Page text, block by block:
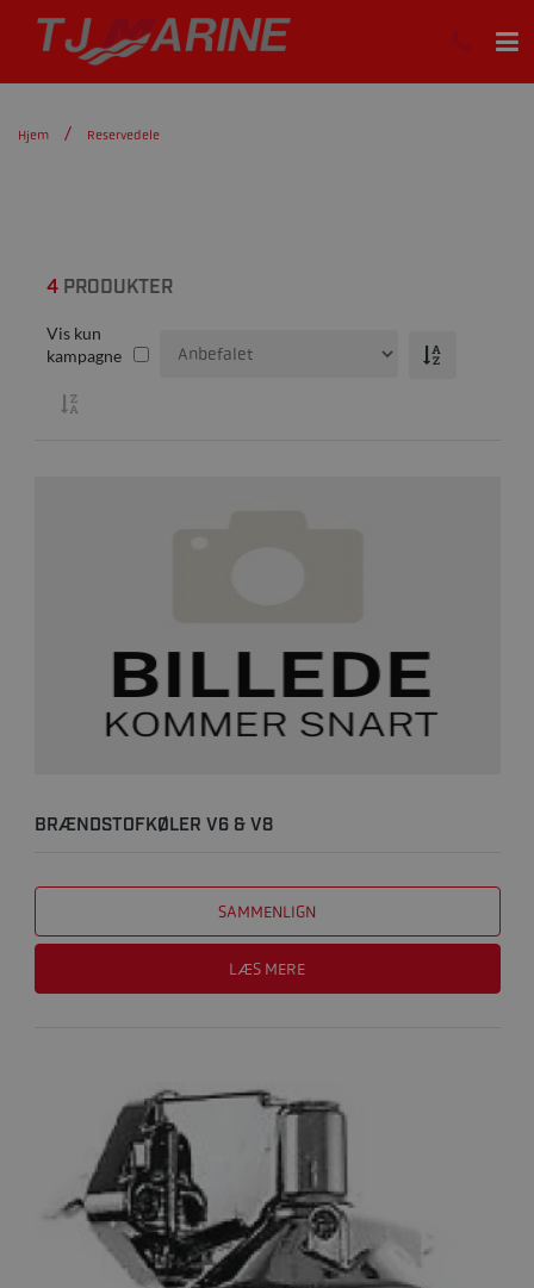
Hjem Reservedele
4PRODUKTER
Vis kun
kampagne
BRÆNDSTOFKØLER V6 & V8
SAMMENLIGN
LÆS MERE